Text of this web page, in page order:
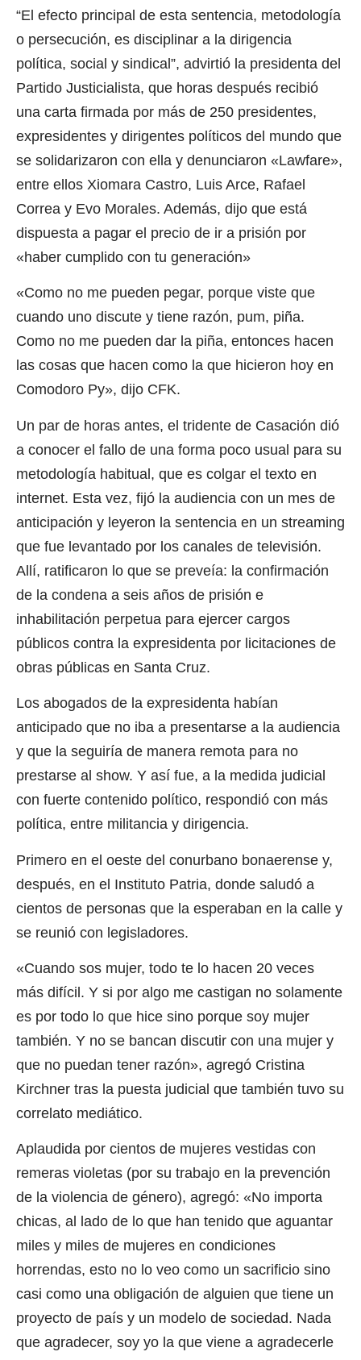
“El efecto principal de esta sentencia, metodología
o persecución, es disciplinar a la dirigencia
política, social y sindical”, advirtió la presidenta del
Partido Justicialista, que horas después recibió
una carta firmada por más de 250 presidentes,
expresidentes y dirigentes políticos del mundo que
se solidarizaron con ella y denunciaron «Lawfare»,
entre ellos Xiomara Castro, Luis Arce, Rafael
Correa y Evo Morales. Además, dijo que está
dispuesta a pagar el precio de ir a prisión por
«haber cumplido con tu generación»
«Como no me pueden pegar, porque viste que
cuando uno discute y tiene razón, pum, piña.
Como no me pueden dar la piña, entonces hacen
las cosas que hacen como la que hicieron hoy en
Comodoro Py», dijo CFK.
Un par de horas antes, el tridente de Casación dió
a conocer el fallo de una forma poco usual para su
metodología habitual, que es colgar el texto en
internet. Esta vez, fijó la audiencia con un mes de
anticipación y leyeron la sentencia en un streaming
que fue levantado por los canales de televisión.
Allí, ratificaron lo que se preveía: la confirmación
de la condena a seis años de prisión e
inhabilitación perpetua para ejercer cargos
públicos contra la expresidenta por licitaciones de
obras públicas en Santa Cruz.
Los abogados de la expresidenta habían
anticipado que no iba a presentarse a la audiencia
y que la seguiría de manera remota para no
prestarse al show. Y así fue, a la medida judicial
con fuerte contenido político, respondió con más
política, entre militancia y dirigencia.
Primero en el oeste del conurbano bonaerense y,
después, en el Instituto Patria, donde saludó a
cientos de personas que la esperaban en la calle y
se reunió con legisladores.
«Cuando sos mujer, todo te lo hacen 20 veces
más difícil. Y si por algo me castigan no solamente
es por todo lo que hice sino porque soy mujer
también. Y no se bancan discutir con una mujer y
que no puedan tener razón», agregó Cristina
Kirchner tras la puesta judicial que también tuvo su
correlato mediático.
Aplaudida por cientos de mujeres vestidas con
remeras violetas (por su trabajo en la prevención
de la violencia de género), agregó: «No importa
chicas, al lado de lo que han tenido que aguantar
miles y miles de mujeres en condiciones
horrendas, esto no lo veo como un sacrificio sino
casi como una obligación de alguien que tiene un
proyecto de país y un modelo de sociedad. Nada
que agradecer, soy yo la que viene a agradecerle